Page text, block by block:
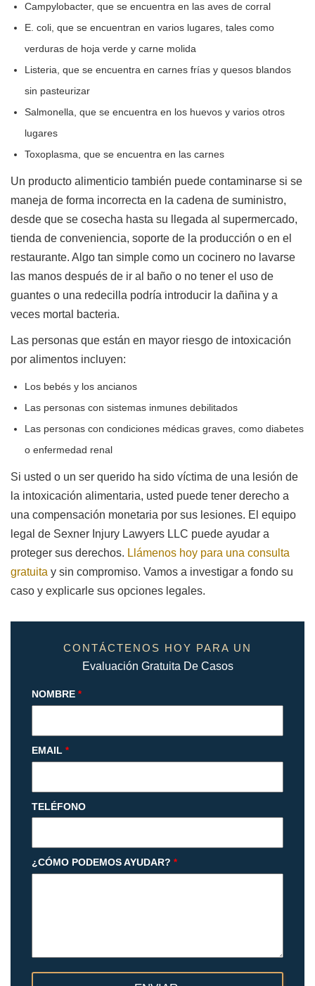
Campylobacter, que se encuentra en las aves de corral
E. coli, que se encuentran en varios lugares, tales como
verduras de hoja verde y carne molida
Listeria, que se encuentra en carnes frías y quesos blandos
sin pasteurizar
Salmonella, que se encuentra en los huevos y varios otros
lugares
Toxoplasma, que se encuentra en las carnes
Un producto alimenticio también puede contaminarse si se
maneja de forma incorrecta en la cadena de suministro,
desde que se cosecha hasta su llegada al supermercado,
tienda de conveniencia, soporte de la producción o en el
restaurante. Algo tan simple como un cocinero no lavarse
las manos después de ir al baño o no tener el uso de
guantes o una redecilla podría introducir la dañina y a
veces mortal bacteria.
Las personas que están en mayor riesgo de intoxicación
por alimentos incluyen:
Los bebés y los ancianos
Las personas con sistemas inmunes debilitados
Las personas con condiciones médicas graves, como diabetes
o enfermedad renal
Si usted o un ser querido ha sido víctima de una lesión de
la intoxicación alimentaria, usted puede tener derecho a
una compensación monetaria por sus lesiones. El equipo
legal de Sexner Injury Lawyers LLC puede ayudar a
proteger sus derechos. Llámenos hoy para una consulta
gratuita y sin compromiso. Vamos a investigar a fondo su
caso y explicarle sus opciones legales.
CONTÁCTENOS HOY PARA UN
Evaluación Gratuita De Casos
NOMBRE *
EMAIL *
TELÉFONO
¿CÓMO PODEMOS AYUDAR? *